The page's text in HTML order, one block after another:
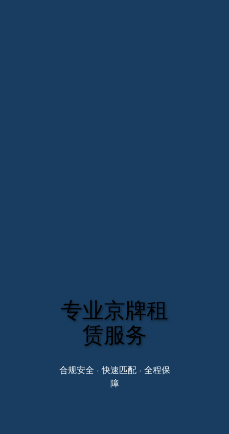
专业京牌租
赁服务
合规安全 · 快速匹配 · 全程保
障